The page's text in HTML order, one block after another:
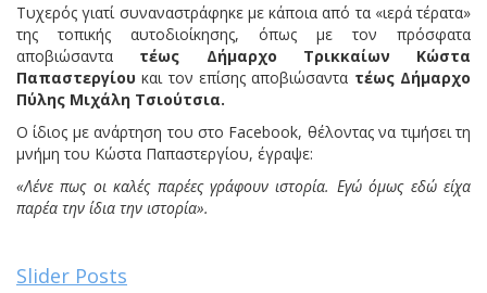
Τυχερός γιατί συναναστράφηκε με κάποια από τα «ιερά τέρατα»
της τοπικής αυτοδιοίκησης, όπως με τον πρόσφατα
αποβιώσαντα τέως Δήμαρχο Τρικκαίων Κώστα
Παπαστεργίου και τον επίσης αποβιώσαντα τέως Δήμαρχο
Πύλης Μιχάλη Τσιούτσια.
Ο ίδιος με ανάρτηση του στο Facebook, θέλοντας να τιμήσει τη
μνήμη του Κώστα Παπαστεργίου, έγραψε:
«Λένε πως οι καλές παρέες γράφουν ιστορία. Εγώ όμως εδώ είχα
παρέα την ίδια την ιστορία».
Slider Posts